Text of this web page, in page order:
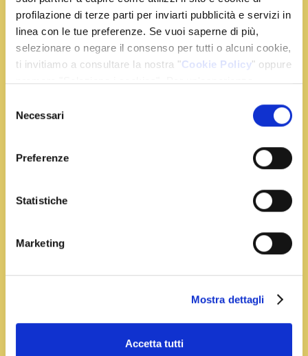
profilazione di terze parti per inviarti pubblicità e servizi in
linea con le tue preferenze. Se vuoi saperne di più,
selezionare o negare il consenso per tutti o alcuni cookie,
ti invitiamo a consultare la nostra "Cookie Policy" oppure
premere "Seleziona i cookies". Per un'esperienza
delNecessari
Preferenze
Statistiche
Marketing
Mostra dettagli
Accetta tutti
Involtini di vitello al radicchio e zafferano
Pulite e dividete in foglie singole la trevisana, fatele